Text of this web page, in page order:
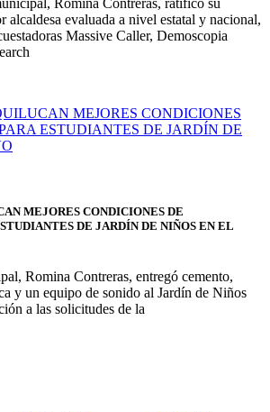
Romina Contreras, ratificó su
alcaldesa evaluada a nivel estatal y nacional,
Massive Caller, Demoscopia
MEJORES CONDICIONES DE
DE JARDÍN DE NIÑOS EN EL
Romina Contreras, entregó cemento,
y un equipo de sonido al Jardín de Niños
a las solicitudes de la